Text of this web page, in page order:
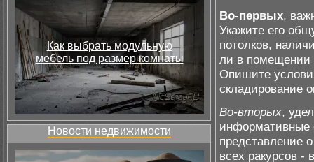
Как выбрать модульную
мебель под размер комнаты
Новости недвижимости
Во-первых,
Укажите его
потолков,
ли в помещении
Опишите
складирование
Во-вторых,
информативные
представление
всех ракурсов -